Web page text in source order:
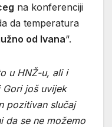
na konferenciji
da temperatura
od Ivana“.
u HNŽ-u, ali i
Gori još uvijek
pozitivan slučaj
da se ne možemo